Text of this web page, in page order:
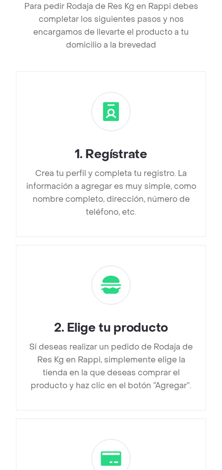
Para pedir Rodaja de Res Kg en Rappi debes
completar los siguientes pasos y nos
encargamos de llevarte el producto a tu
domicilio a la brevedad
1. Regístrate
Crea tu perfil y completa tu registro. La
información a agregar es muy simple, como
nombre completo, dirección, número de
teléfono, etc.
2. Elige tu producto
Si deseas realizar un pedido de Rodaja de
Res Kg en Rappi, simplemente elige la
tienda en la que deseas comprar el
producto y haz clic en el botón “Agregar”.